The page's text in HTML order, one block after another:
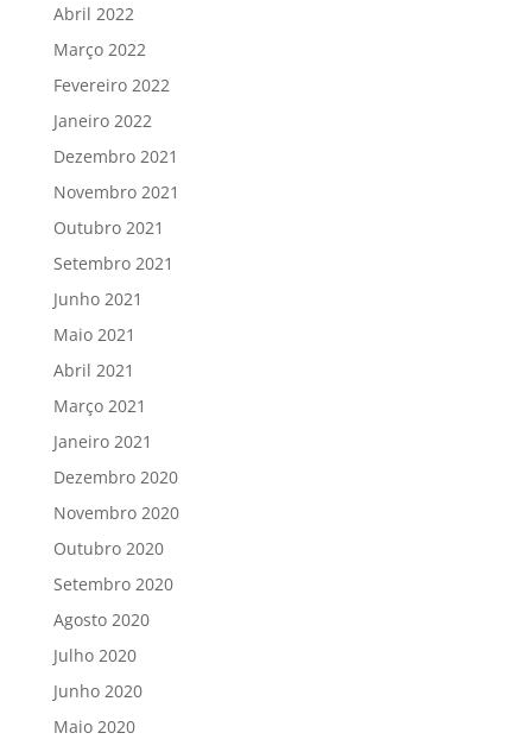
Abril 2022
Março 2022
Fevereiro 2022
Janeiro 2022
Dezembro 2021
Novembro 2021
Outubro 2021
Setembro 2021
Junho 2021
Maio 2021
Abril 2021
Março 2021
Janeiro 2021
Dezembro 2020
Novembro 2020
Outubro 2020
Setembro 2020
Agosto 2020
Julho 2020
Junho 2020
Maio 2020